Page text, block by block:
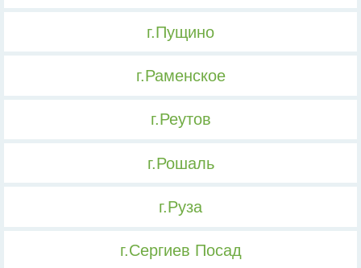
г.Пущино
г.Раменское
г.Реутов
г.Рошаль
г.Руза
г.Сергиев Посад